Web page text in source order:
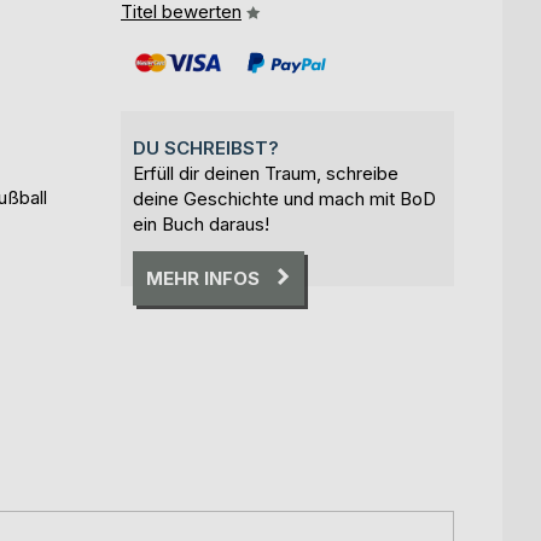
Titel bewerten
DU SCHREIBST?
Erfüll dir deinen Traum, schreibe
deine Geschichte und mach mit BoD
ein Buch daraus!
MEHR INFOS